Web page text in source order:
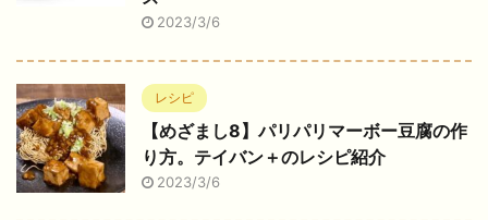
2023/3/6
レシピ
【めざまし8】パリパリマーボー豆腐の作
り方。テイバン＋のレシピ紹介
2023/3/6